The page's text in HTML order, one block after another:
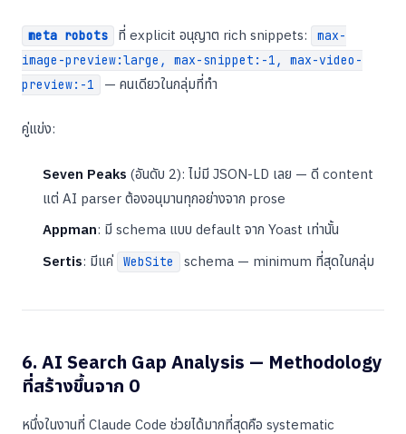
meta robots ที่ explicit อนุญาต rich snippets:
max-
image-preview:large, max-snippet:-1, max-video-
preview:-1
— คนเดียวในกลุ่มที่ทำ
คู่แข่ง:
Seven Peaks (อันดับ 2): ไม่มี JSON-LD เลย — ดี content
แต่ AI parser ต้องอนุมานทุกอย่างจาก prose
Appman: มี schema แบบ default จาก Yoast เท่านั้น
Sertis: มีแค่ WebSite schema — minimum ที่สุดในกลุ่ม
6. AI Search Gap Analysis — Methodology
ที่สร้างขึ้นจาก 0
หนึ่งในงานที่ Claude Code ช่วยได้มากที่สุดคือ systematic